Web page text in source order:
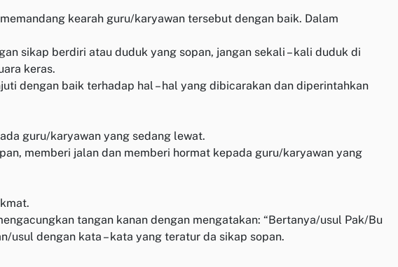
kearah guru/karyawan tersebut dengan baik. Dalam
sikap berdiri atau duduk yang sopan, jangan sekali – kali duduk di
keras.
dengan baik terhadap hal – hal yang dibicarakan dan diperintahkan
guru/karyawan yang sedang lewat.
memberi jalan dan memberi hormat kepada guru/karyawan yang
tangan kanan dengan mengatakan: “Bertanya/usul Pak/Bu
usul dengan kata – kata yang teratur da sikap sopan.